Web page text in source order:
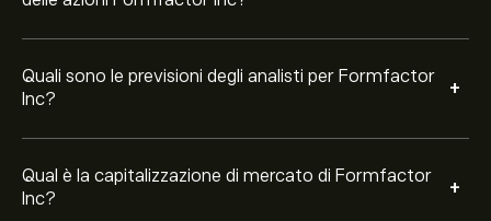
Quali sono le previsioni degli analisti per Formfactor
Inc?
+
Qual è la capitalizzazione di mercato di Formfactor
Inc?
+